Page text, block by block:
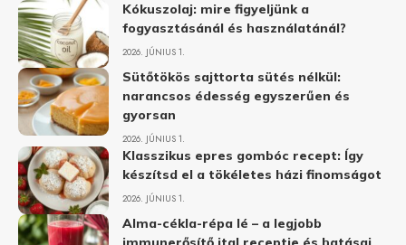
Kókuszolaj: mire figyeljünk a
fogyasztásánál és használatánál?
2026. JÚNIUS 1.
Sütőtökös sajttorta sütés nélkül:
narancsos édesség egyszerűen és
gyorsan
2026. JÚNIUS 1.
Klasszikus epres gombóc recept: Így
készítsd el a tökéletes házi finomságot
2026. JÚNIUS 1.
Alma-cékla-répa lé – a legjobb